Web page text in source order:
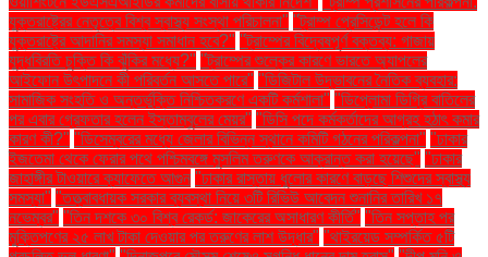
যুক্তরাষ্ট্রের নেতৃত্বে বিশ্ব স্বাস্থ্য সংস্থা পরিচালনা" "ট্রাম্প প্রেসিডেন্ট হলে কি
যুক্তরাষ্ট্রে আদানির সমস্যা সমাধান হবে?" "ট্রাম্পের বিদ্বেষপূর্ণ বক্তব্য: গাজায়
যুদ্ধবিরতি চুক্তি কি ঝুঁকির মধ্যে?" "ট্রাম্পের শুল্কের কারণে ভারতে অ্যাপলের
আইফোন উৎপাদনে কী পরিবর্তন আসতে পারে" "ডিজিটাল উদ্ভাবনের নৈতিক ব্যবহার:
সামাজিক সংহতি ও অন্তর্ভুক্তি নিশ্চিতকরণে একটি কর্মশালা" "ডিপ্লোমা ডিগ্রি বাতিলের
পর এবার গ্রেফতার হলেন ইস্তাম্বুলের মেয়র" "ডিসি পদে কর্মকর্তাদের আগ্রহ হঠাৎ কমার
কারণ কী?" "ডিসেম্বরের মধ্যে জেলার বিভিন্ন স্থানে কমিটি গঠনের পরিকল্পনা" "ঢাকার
ইজতেমা থেকে ফেরার পথে পশ্চিমবঙ্গে মুসলিম তরুণকে আক্রান্ত করা হয়েছে" "ঢাকার
জাহাঙ্গীর টাওয়ারে ক্যাফেতে আগুন "ঢাকার রাস্তায় ধুলোর কারণে বাড়ছে শিশুদের স্বাস্থ্য
সমস্যা" "তত্ত্বাবধায়ক সরকার ব্যবস্থা নিয়ে ৩টি রিভিউ আবেদন শুনানির তারিখ ১৭
নভেম্বর" "তিন দশকে ৩০ বিশ্ব রেকর্ড: জাকেরের অসাধারণ কীর্তি" "তিন সপ্তাহ পর
মুক্তিপণের ২৫ লাখ টাকা দেওয়ার পর তরুণের লাশ উদ্ধার" "থাইরয়েড সম্পর্কিত ৫টি